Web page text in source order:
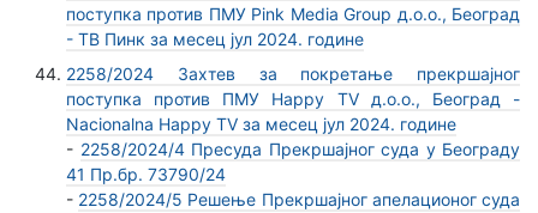
поступка против ПМУ Pink Media Group д.о.о., Београд
- ТВ Пинк за месец јул 2024. године
2258/2024 Захтев за покретање прекршајног
поступка против ПМУ Happy TV д.о.о., Београд -
Nacionalna Happy TV за месец јул 2024. године
- 2258/2024/4 Пресуда Прекршајног суда у Београду
41 Пр.бр. 73790/24
- 2258/2024/5 Решење Прекршајног апелационог суда